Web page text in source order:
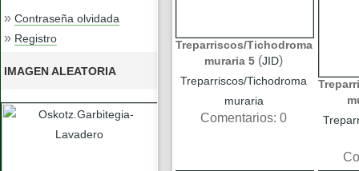
» Contraseña olvidada
» Registro
IMAGEN ALEATORIA
Treparriscos/Tichodroma
muraria 5 (JID)
Treparriscos/Tichodroma
muraria
Comentarios: 0